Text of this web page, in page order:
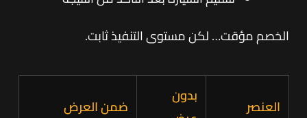
الخصم مؤقت… لكن مستوى التنفيذ ثابت.
العنصر
بدون
ضمن العرض